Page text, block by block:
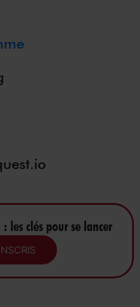
les clés pour se lancer